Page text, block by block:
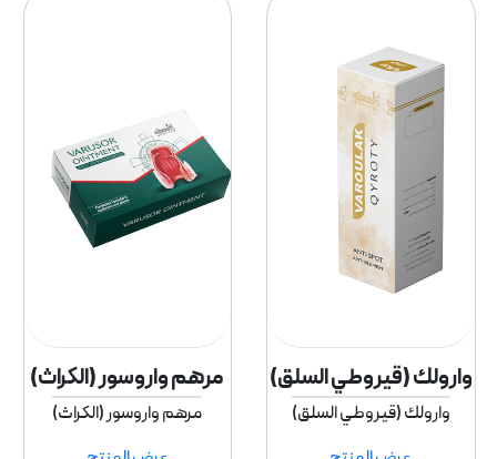
وارولك (قيروطي السلق)
وارولك (قيروطي السلق)
مرهم واروسور (الكراث)
مرهم واروسور (الكراث)